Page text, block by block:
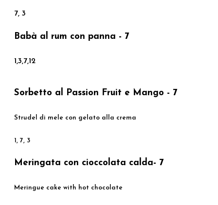
7, 3
Babà al rum con panna - 7
1,3,7,12
Sorbetto al Passion Fruit e Mango - 7
Strudel di mele con gelato alla crema
1, 7, 3
Meringata con cioccolata calda- 7
Meringue cake with hot chocolate